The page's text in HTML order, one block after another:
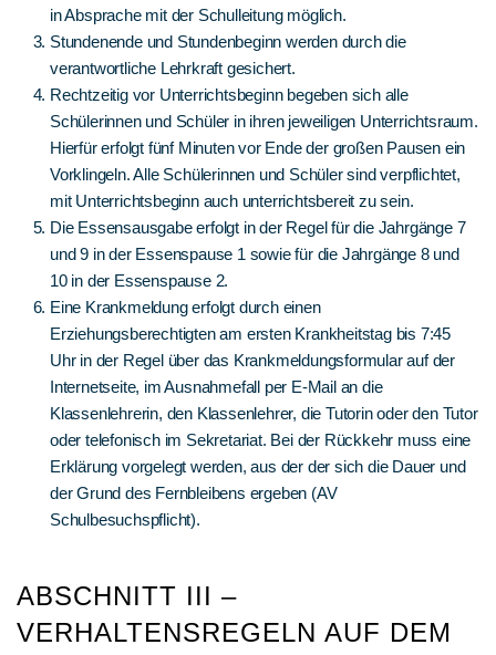
in Absprache mit der Schulleitung möglich.
Stundenende und Stundenbeginn werden durch die
verantwortliche Lehrkraft gesichert.
Rechtzeitig vor Unterrichtsbeginn begeben sich alle
Schülerinnen und Schüler in ihren jeweiligen Unterrichtsraum.
Hierfür erfolgt fünf Minuten vor Ende der großen Pausen ein
Vorklingeln. Alle Schülerinnen und Schüler sind verpflichtet,
mit Unterrichtsbeginn auch unterrichtsbereit zu sein.
Die Essensausgabe erfolgt in der Regel für die Jahrgänge 7
und 9 in der Essenspause 1 sowie für die Jahrgänge 8 und
10 in der Essenspause 2.
Eine Krankmeldung erfolgt durch einen
Erziehungsberechtigten am ersten Krankheitstag bis 7:45
Uhr in der Regel über das Krankmeldungsformular auf der
Internetseite, im Ausnahmefall per E-Mail an die
Klassenlehrerin, den Klassenlehrer, die Tutorin oder den Tutor
oder telefonisch im Sekretariat. Bei der Rückkehr muss eine
Erklärung vorgelegt werden, aus der der sich die Dauer und
der Grund des Fernbleibens ergeben (AV
Schulbesuchspflicht).
ABSCHNITT III –
VERHALTENSREGELN AUF DEM